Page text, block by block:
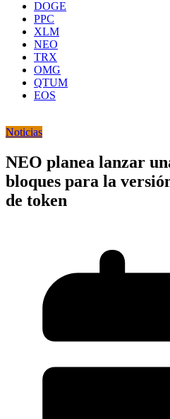
DOGE
PPC
XLM
NEO
TRX
OMG
QTUM
EOS
Noticias
NEO planea lanzar
bloques para la
de token